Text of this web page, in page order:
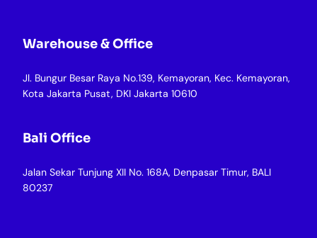
Warehouse & Office
Jl. Bungur Besar Raya No.139, Kemayoran, Kec. Kemayoran,
Kota Jakarta Pusat, DKI Jakarta 10610
Bali Office
Jalan Sekar Tunjung XII No. 168A, Denpasar Timur, BALI
80237